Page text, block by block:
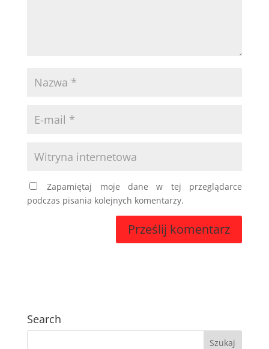
Zapamiętaj moje dane w tej przeglądarce
podczas pisania kolejnych komentarzy.
Search